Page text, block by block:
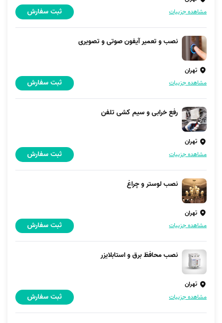
مشاهده جزییات
ثبت سفارش
نصب و تعمیر آیفون صوتی و تصویری
تهران
مشاهده جزییات
ثبت سفارش
رفع خرابی و سیم کشی تلفن
تهران
مشاهده جزییات
ثبت سفارش
نصب لوستر و چراغ
تهران
مشاهده جزییات
ثبت سفارش
نصب محافظ برق و استابلایزر
تهران
مشاهده جزییات
ثبت سفارش